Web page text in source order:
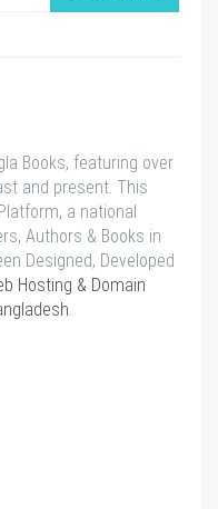
Books, featuring over
and present. This
a national
Authors & Books in
Designed, Developed
Hosting & Domain
.